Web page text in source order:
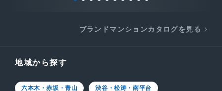
ブランドマンションカタログを見る
地域から探す
六本木・赤坂・青山 渋谷・松涛・南平台